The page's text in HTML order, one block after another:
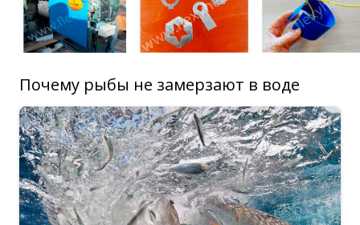
Почему рыбы не замерзают в воде